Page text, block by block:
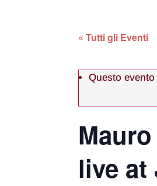
« Tutti gli Eventi
Questo
live at